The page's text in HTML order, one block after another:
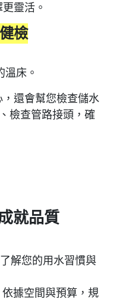
靈活。
檢
床。
，還會幫您檢查儲水
檢查管路接頭 ，確
就品質
了解您的用水習慣與
依據空間與預算，規